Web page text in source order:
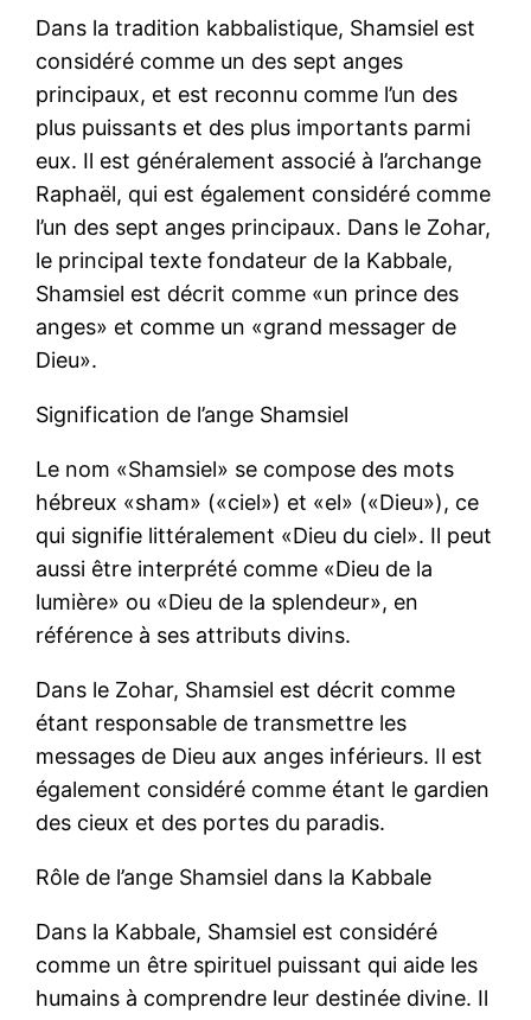
Dans la tradition kabbalistique, Shamsiel est
considéré comme un des sept anges
principaux, et est reconnu comme l’un des
plus puissants et des plus importants parmi
eux. Il est généralement associé à l’archange
Raphaël, qui est également considéré comme
l’un des sept anges principaux. Dans le Zohar,
le principal texte fondateur de la Kabbale,
Shamsiel est décrit comme «un prince des
anges» et comme un «grand messager de
Dieu».
Signification de l’ange Shamsiel
Le nom «Shamsiel» se compose des mots
hébreux «sham» («ciel») et «el» («Dieu»), ce
qui signifie littéralement «Dieu du ciel». Il peut
aussi être interprété comme «Dieu de la
lumière» ou «Dieu de la splendeur», en
référence à ses attributs divins.
Dans le Zohar, Shamsiel est décrit comme
étant responsable de transmettre les
messages de Dieu aux anges inférieurs. Il est
également considéré comme étant le gardien
des cieux et des portes du paradis.
Rôle de l’ange Shamsiel dans la Kabbale
Dans la Kabbale, Shamsiel est considéré
comme un être spirituel puissant qui aide les
humains à comprendre leur destinée divine. Il